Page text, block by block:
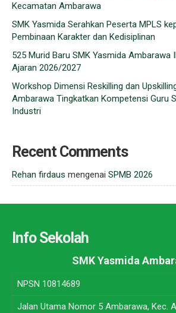
Kecamatan Ambarawa
SMK Yasmida Serahkan Peserta MPLS
Pembinaan Karakter dan Kedisiplinan
525 Murid Baru SMK Yasmida Ambarawa
Ajaran 2026/2027
Workshop Dimensi Reskilling dan
Ambarawa Tingkatkan Kompetensi Guru
Industri
Recent Comments
Rehan firdaus mengenai SPMB 2026
Info Sekolah
SMK Yasmida
NPSN 10814689
Jalan Utama Nomor 5 Ambarawa, Kec.